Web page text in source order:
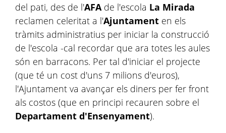
del pati, des de l'AFAde l'escola La Mirada
reclamen celeritat a l'Ajuntament en els
tràmits administratius per iniciar la construcció
de l'escola -cal recordar que ara totes les aules
són en barracons. Per tal d'iniciar el projecte
(que té un cost d'uns 7 milions d'euros),
l'Ajuntament va avançar els diners per fer front
als costos (que en principi recauren sobre el
Departament d'Ensenyament).